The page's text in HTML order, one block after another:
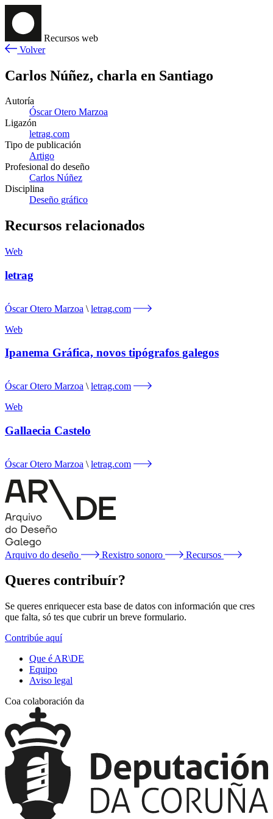
Recursos web
Volver
Carlos Núñez, charla en Santiago
Autoría
Óscar Otero Marzoa
Ligazón
letrag.com
Tipo de publicación
Artigo
Profesional do deseño
Carlos Núñez
Disciplina
Deseño gráfico
Recursos relacionados
Web
letrag
Óscar Otero Marzoa
letrag.com
Web
Ipanema Gráfica, novos tipógrafos galegos
Óscar Otero Marzoa
letrag.com
Web
Gallaecia Castelo
Óscar Otero Marzoa letrag.com
Arquivo do deseño Rexistro sonoro Recursos
Queres contribuír?
Se queres enriquecer esta base de datos con información que cres
que falta, só tes que cubrir un breve formulario.
Contribúe aquí
Que é AR\DE
Equipo
Aviso legal
Coa colaboración da